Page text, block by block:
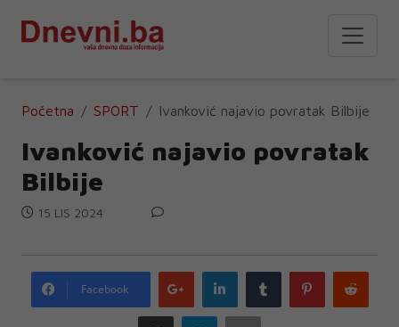
Početna SPORT Ivanković najavio povratak Bilbije
Ivanković najavio povratak
Bilbije
15 LIS 2024
Facebook
Google
plus
LinkedIn Tumblr Pinterest